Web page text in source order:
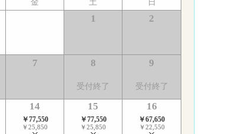
金 土 日
1 2
7 8
受付終了
9
受付終了
14
￥77,550
￥25,850
15
￥77,550
￥25,850
16
￥67,650
￥22,550